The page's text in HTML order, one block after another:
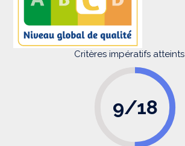
Critères impératifs atteints
9/18